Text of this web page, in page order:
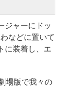
ジャーにドッ
などに置いて
に装着し、エ
場版で我々の